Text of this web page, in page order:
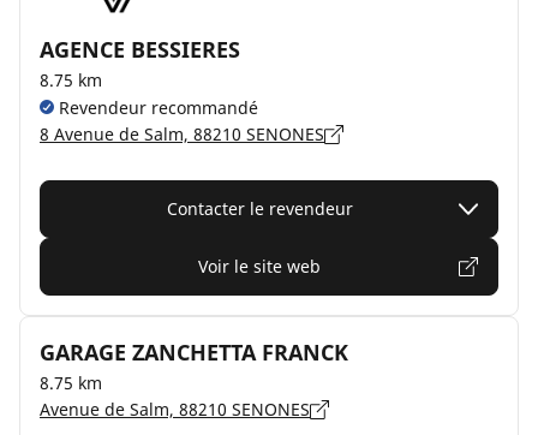
AGENCE BESSIERES
8.75 km
Revendeur recommandé
8 Avenue de Salm, 88210 SENONES
Contacter le revendeur
Voir le site web
GARAGE ZANCHETTA FRANCK
8.75 km
Avenue de Salm, 88210 SENONES